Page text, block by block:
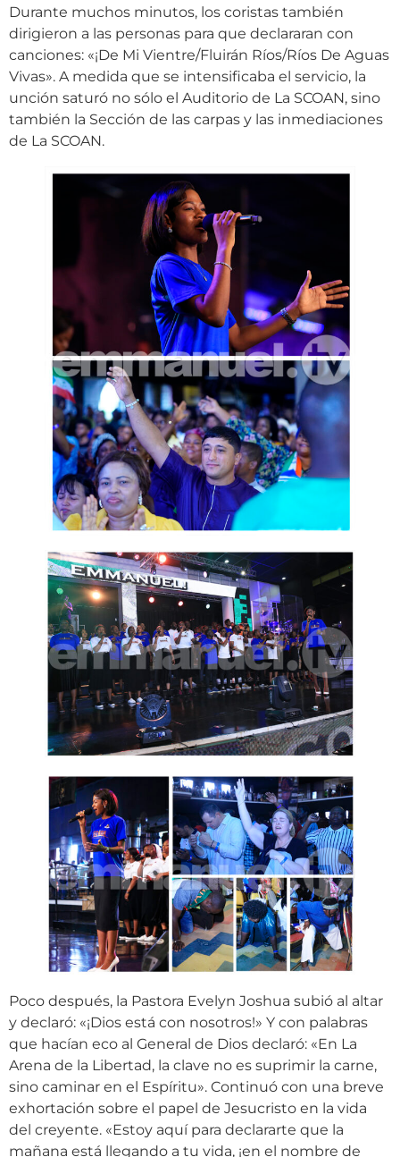
Durante muchos minutos, los coristas también
dirigieron a las personas para que declararan con
canciones: «¡De Mi Vientre/Fluirán Ríos/Ríos De Aguas
Vivas». A medida que se intensificaba el servicio, la
unción saturó no sólo el Auditorio de La SCOAN, sino
también la Sección de las carpas y las inmediaciones
de La SCOAN.
Poco después, la Pastora Evelyn Joshua subió al altar
y declaró: «¡Dios está con nosotros!» Y con palabras
que hacían eco al General de Dios declaró: «En La
Arena de la Libertad, la clave no es suprimir la carne,
sino caminar en el Espíritu». Continuó con una breve
exhortación sobre el papel de Jesucristo en la vida
del creyente. «Estoy aquí para declararte que la
mañana está llegando a tu vida, ¡en el nombre de